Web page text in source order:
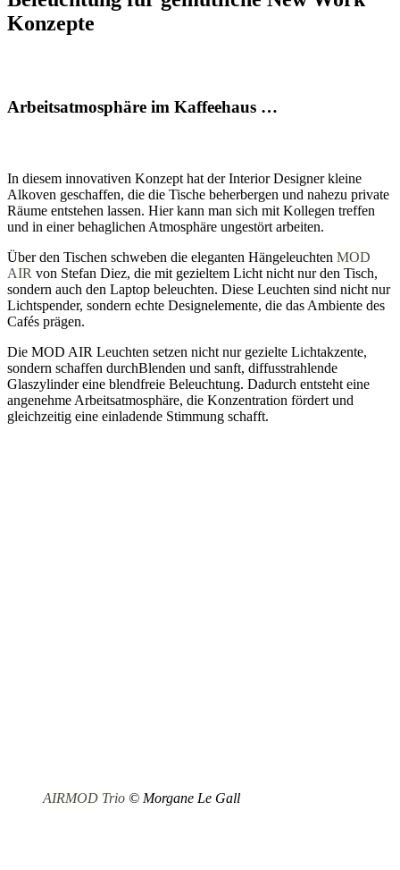
Konzepte
Arbeitsatmosphäre im Kaffeehaus …
In diesem innovativen Konzept hat der Interior Designer kleine
Alkoven geschaffen, die die Tische beherbergen und nahezu private
Räume entstehen lassen. Hier kann man sich mit Kollegen treffen
und in einer behaglichen Atmosphäre ungestört arbeiten.
Über den Tischen schweben die eleganten Hängeleuchten MOD
AIR von Stefan Diez, die mit gezieltem Licht nicht nur den Tisch,
sondern auch den Laptop beleuchten. Diese Leuchten sind nicht nur
Lichtspender, sondern echte Designelemente, die das Ambiente des
Cafés prägen.
Die MOD AIR Leuchten setzen nicht nur gezielte Lichtakzente,
sondern schaffen durchBlenden und sanft, diffusstrahlende
Glaszylinder eine blendfreie Beleuchtung. Dadurch entsteht eine
angenehme Arbeitsatmosphäre, die Konzentration fördert und
gleichzeitig eine einladende Stimmung schafft.
AIRMOD Trio © Morgane Le Gall